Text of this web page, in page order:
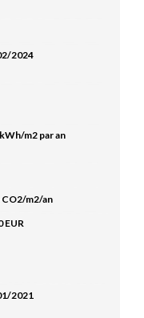
2024
m2 par an
CO2/m2/an
EUR
2021